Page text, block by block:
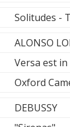
Solitudes -
ALONSO
Versa est
Oxford
DEBUSSY